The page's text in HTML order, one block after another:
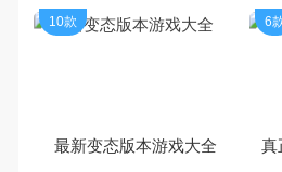
最新变态版本游戏大全
10款
真
6